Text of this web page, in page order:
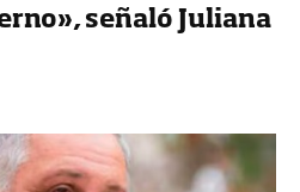
señaló Juliana